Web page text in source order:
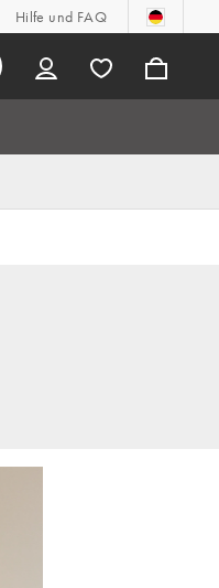
Hilfe und FAQ